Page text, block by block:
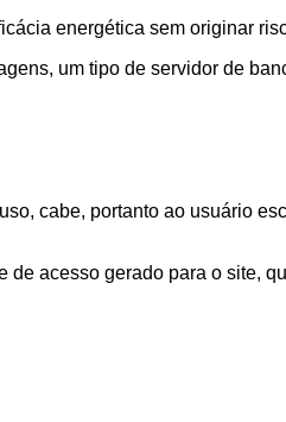
energética sem originar
um tipo de servidor de
cabe, portanto ao usuário
acesso gerado para o site,